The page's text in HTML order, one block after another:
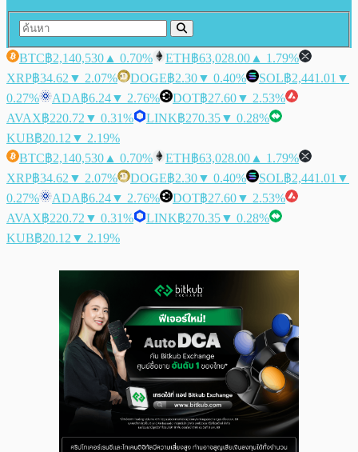
BTC฿2,140,530 ▲ 0.70% ETH฿63,028.00 ▲ 1.79%
XRP฿34.62 ▼ 2.07% DOGE฿2.30▼ 0.40% SOL฿2,441.01 ▼
0.27%
ADA฿6.24▼ 2.76% DOT฿27.60▼ 2.53%
AVAX฿220.72 ▼ 0.31% LINK฿270.35▼ 0.28%
KUB฿20.12 ▼ 2.19%
BTC฿2,140,530 ▲ 0.70% ETH฿63,028.00 ▲ 1.79%
XRP฿34.62 ▼ 2.07% DOGE฿2.30▼ 0.40% SOL฿2,441.01 ▼
0.27%
ADA฿6.24▼ 2.76% DOT฿27.60▼ 2.53%
AVAX฿220.72 ▼ 0.31% LINK฿270.35▼ 0.28%
KUB฿20.12 ▼ 2.19%